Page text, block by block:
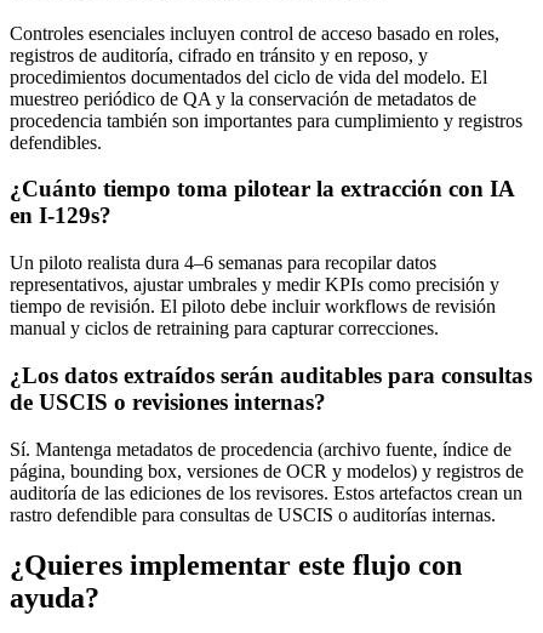
Controles esenciales incluyen control de acceso basado en roles,
registros de auditoría, cifrado en tránsito y en reposo, y
procedimientos documentados del ciclo de vida del modelo. El
muestreo periódico de QA y la conservación de metadatos de
procedencia también son importantes para cumplimiento y registros
defendibles.
¿Cuánto tiempo toma pilotear la extracción con IA
en I-129s?
Un piloto realista dura 4–6 semanas para recopilar datos
representativos, ajustar umbrales y medir KPIs como precisión y
tiempo de revisión. El piloto debe incluir workflows de revisión
manual y ciclos de retraining para capturar correcciones.
¿Los datos extraídos serán auditables para consultas
de USCIS o revisiones internas?
Sí. Mantenga metadatos de procedencia (archivo fuente, índice de
página, bounding box, versiones de OCR y modelos) y registros de
auditoría de las ediciones de los revisores. Estos artefactos crean un
rastro defendible para consultas de USCIS o auditorías internas.
¿Quieres implementar este flujo con
ayuda?